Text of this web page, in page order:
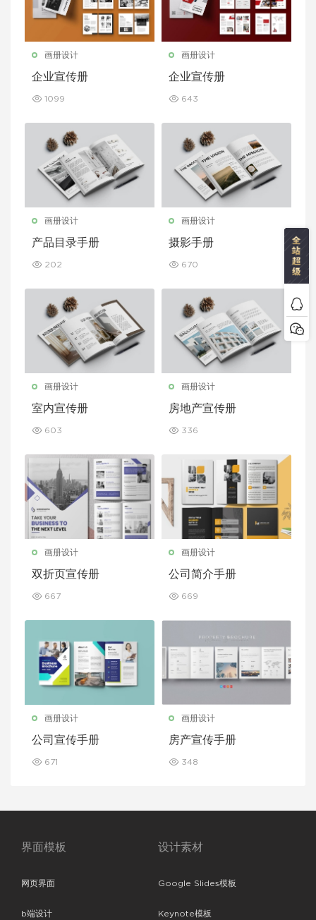
画册设计
企业宣传册
1099
画册设计
企业宣传册
643
画册设计
产品目录手册
202
画册设计
摄影手册
670
画册设计
室内宣传册
603
画册设计
房地产宣传册
336
画册设计
双折页宣传册
667
画册设计
公司简介手册
669
画册设计
公司宣传手册
671
画册设计
房产宣传手册
348
界面模板
网页界面
b端设计
设计素材
Google Slides模板
Keynote模板